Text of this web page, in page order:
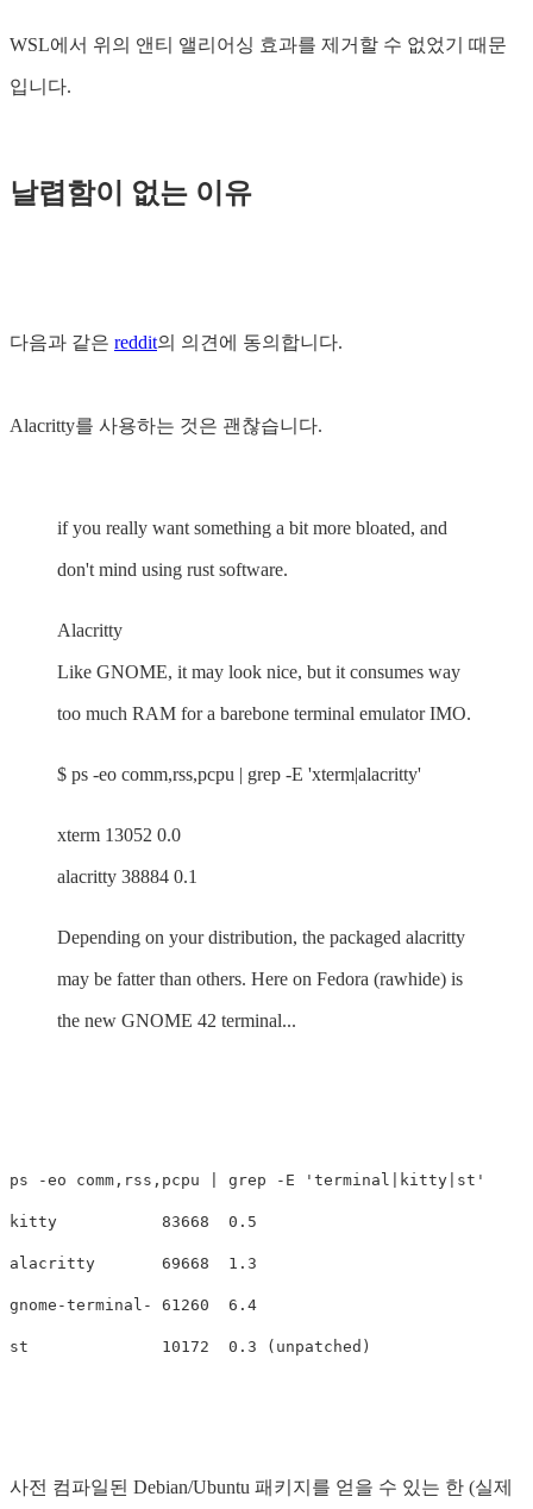
WSL에서 위의 앤티 앨리어싱 효과를 제거할 수 없었기 때문
입니다.
날렵함이 없는 이유
다음과 같은 reddit의 의견에 동의합니다.
Alacritty를 사용하는 것은 괜찮습니다.
if you really want something a bit more bloated, and
don't mind using rust software.
Alacritty
Like GNOME, it may look nice, but it consumes way
too much RAM for a barebone terminal emulator IMO.
$ ps -eo comm,rss,pcpu | grep -E 'xterm|alacritty'
xterm 13052 0.0
alacritty 38884 0.1
Depending on your distribution, the packaged alacritty
may be fatter than others. Here on Fedora (rawhide) is
the new GNOME 42 terminal...
ps -eo comm,rss,pcpu | grep -E 'terminal|kitty|st'
kitty           83668  0.5
alacritty       69668  1.3
gnome-terminal- 61260  6.4
사전 컴파일된 Debian/Ubuntu 패키지를 얻을 수 있는 한 (실제